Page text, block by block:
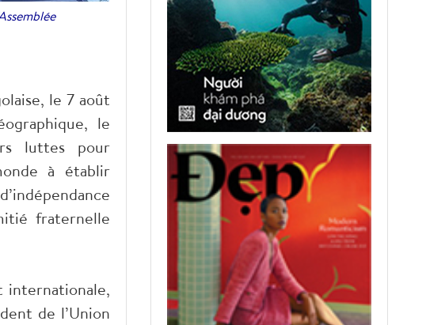
le 7 août
le
luttes pour
à établir
fraternelle
internationale,
de l’Union